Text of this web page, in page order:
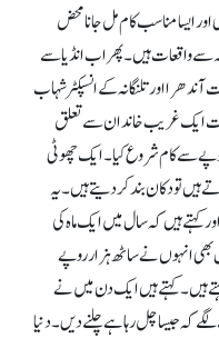
ایسا مناسب کام مل جانا محض
سے واقعات ہیں۔ پھر اب انڈیا سے
اور تلنگانہ کے انسپکٹر شہاب
ایک غریب خاندان سے تعلق
سے کام شروع کیا۔ ایک چھوٹی
تو دکان بند کر دیتے ہیں۔ یہ
کہتے ہیں کہ سال میں ایک ماہ کی
انہوں نے ساٹھ ہزار روپے
ہیں۔ کہتے ہیں ایک دن میں نے
کہ جیسا چل رہا ہے چلنے دیں۔ دنیا